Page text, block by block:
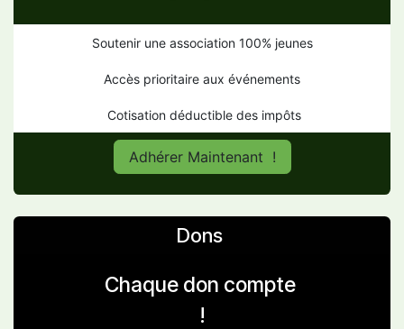
Soutenir une association 100% jeunes
Accès prioritaire aux événements
Cotisation déductible des impôts
Adhérer Maintenant !
Dons
Chaque don compte
!